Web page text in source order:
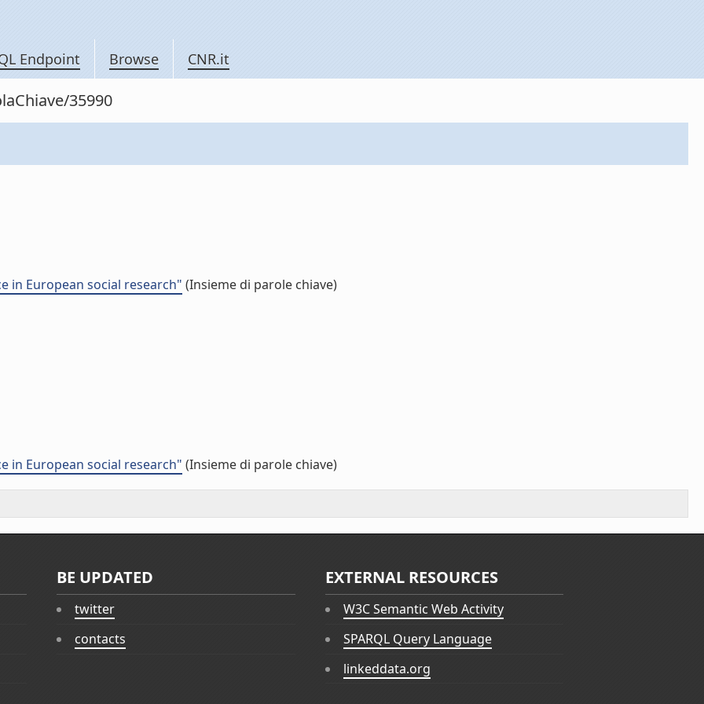
Endpoint Browse CNR.it
35990
in European social research" (Insieme di parole chiave)
in European social research" (Insieme di parole chiave)
BE UPDATED
twitter
contacts
EXTERNAL RESOURCES
W3C Semantic Web Activity
SPARQL Query Language
linkeddata.org